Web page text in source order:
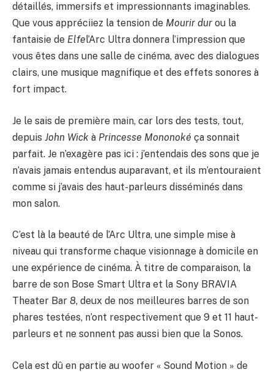
détaillés, immersifs et impressionnants imaginables.
Que vous appréciiez la tension de Mourir dur ou la
fantaisie de Elfel’Arc Ultra donnera l’impression que
vous êtes dans une salle de cinéma, avec des dialogues
clairs, une musique magnifique et des effets sonores à
fort impact.
Je le sais de première main, car lors des tests, tout,
depuis John Wick à Princesse Mononoké ça sonnait
parfait. Je n’exagère pas ici : j’entendais des sons que je
n’avais jamais entendus auparavant, et ils m’entouraient
comme si j’avais des haut-parleurs disséminés dans
mon salon.
C’est là la beauté de l’Arc Ultra, une simple mise à
niveau qui transforme chaque visionnage à domicile en
une expérience de cinéma. À titre de comparaison, la
barre de son Bose Smart Ultra et la Sony BRAVIA
Theater Bar 8, deux de nos meilleures barres de son
phares testées, n’ont respectivement que 9 et 11 haut-
parleurs et ne sonnent pas aussi bien que la Sonos.
Cela est dû en partie au woofer « Sound Motion » de